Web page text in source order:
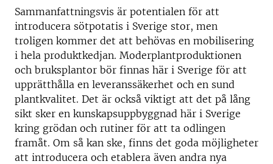
Sammanfattningsvis är potentialen för att
introducera sötpotatis i Sverige stor, men
troligen kommer det att behövas en mobilisering
i hela produktkedjan. Moderplantproduktionen
och bruksplantor bör finnas här i Sverige för att
upprätthålla en leveranssäkerhet och en sund
plantkvalitet. Det är också viktigt att det på lång
sikt sker en kunskapsuppbyggnad här i Sverige
kring grödan och rutiner för att ta odlingen
framåt. Om så kan ske, finns det goda möjligheter
att introducera och etablera även andra nya